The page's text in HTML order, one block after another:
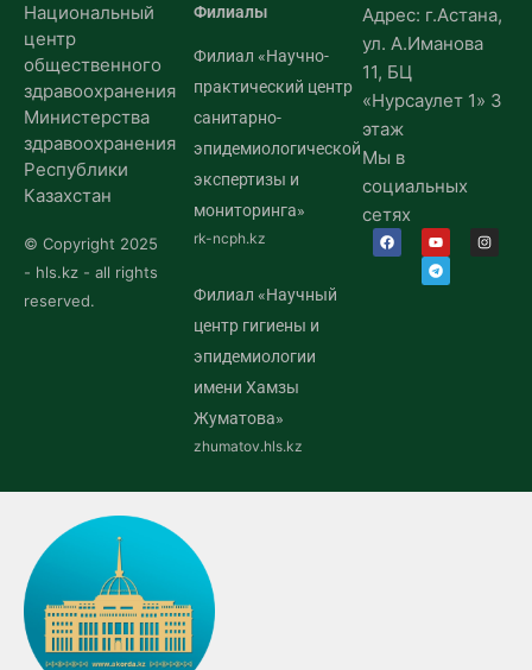
Национальный
центр
общественного
здравоохранения
Министерства
здравоохранения
Республики
Казахстан
© Copyright 2025
- hls.kz - all rights
reserved.
Филиалы
Филиал «Научно-
практический центр
санитарно-
эпидемиологической
экспертизы и
мониторинга»
rk-ncph.kz
Филиал «Научный
центр гигиены и
эпидемиологии
имени Хамзы
Жуматова»
zhumatov.hls.kz
Адрес: г.Астана,
ул. А.Иманова
11, БЦ
«Нурсаулет 1» 3
этаж
Мы в
социальных
сетях